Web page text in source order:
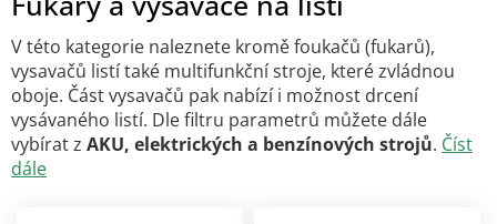
V této kategorie naleznete kromě foukačů (fukarů),
vysavačů listí také multifunkční stroje, které zvládnou
oboje. Část vysavačů pak nabízí i možnost drcení
vysávaného listí. Dle filtru parametrů můžete dále
vybírat z AKU, elektrických a benzínových strojů. Číst
dále